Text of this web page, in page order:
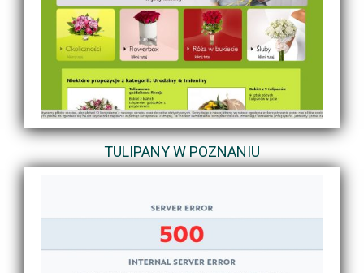
TULIPANY W POZNANIU